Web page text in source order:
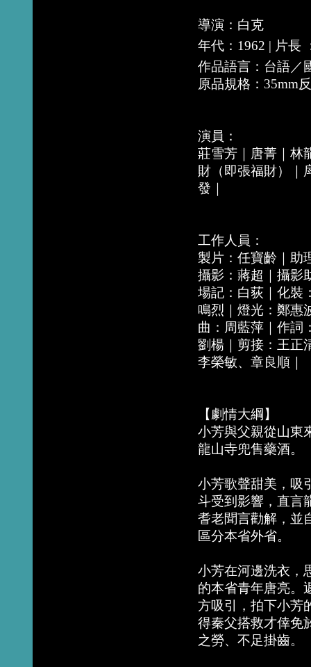
導演：白克
年代：1962 | 片長
作品語言：台語／
原品規格：35mm
演員：
莊雪芳｜唐菁｜林
財（即張福財）｜
發｜
工作人員：
製片：任寶齡｜助
攝影：蔣超｜攝影
場記：白荻｜化裝
鳴烈｜燈光：鄭惠
曲：周藍萍｜作詞
劉楊｜剪接：王正
李榮敏、章良順｜
【劇情大綱】
小芳與父親從山東
龍山寺兜售藥酒。
小芳歌聲甜美，吸
斗受到影響，直言
耆老聞言勸解，並
區分本省外省。
小芳在河邊洗衣，
的本省青年唐亮。
方吸引，拍下小芳
得秦父搭救才倖免
之勞、不足掛齒。